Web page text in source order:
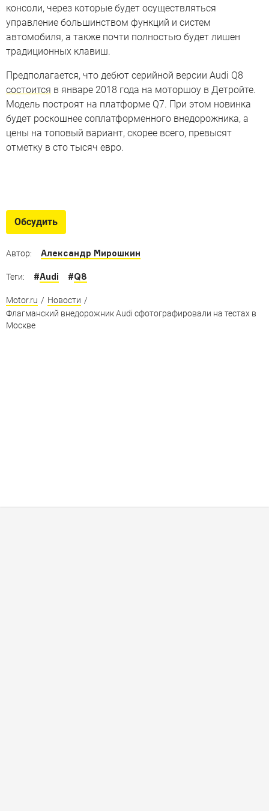
консоли, через которые будет осуществляться
управление большинством функций и систем
автомобиля, а также почти полностью будет лишен
традиционных клавиш.
Предполагается, что дебют серийной версии Audi Q8
состоится в январе 2018 года на моторшоу в Детройте.
Модель построят на платформе Q7. При этом новинка
будет роскошнее соплатформенного внедорожника, а
цены на топовый вариант, скорее всего, превысят
отметку в сто тысяч евро.
Обсудить
Автор: Александр Мирошкин
Теги: #Audi #Q8
Motor.ru / Новости /
Флагманский внедорожник Audi сфотографировали на тестах в
Москве